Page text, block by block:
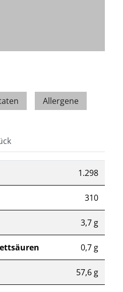
Allergene
1.298
310
3,7 g
0,7 g
57,6 g